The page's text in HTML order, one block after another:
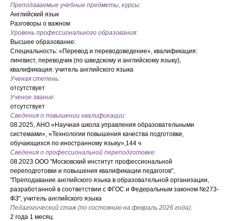
Преподаваемые учебные предметы, курсы:
Английский язык
Разговоры о важном
Уровень профессионального образования:
Высшее образование:
Специальность: «Перевод и переводоведение», квалификация:
лингвист, переводчик (по шведскому и английскому языку),
квалификация: учитель английского языка
Ученая степень:
отсутствует
Ученое звание:
отсутствует
Сведения о повышении квалификации:
08.2025, АНО «Научная школа управления образовательными
системами», «Технологии повышения качества подготовки,
обучающихся по иностранному языку»,144 ч
Сведения о профессиональной переподготовке:
08.2023 ООО "Московский институт профессиональной
переподготовки и повышения квалификации педагогов",
"Преподавание английского языка в образовательной организации,
разработанной в соответствии с ФГОС и Федеральным законом №273-
ФЗ", учитель английского языка
Педагогический стаж (по состоянию на февраль 2026 года):
2 года 1 месяц